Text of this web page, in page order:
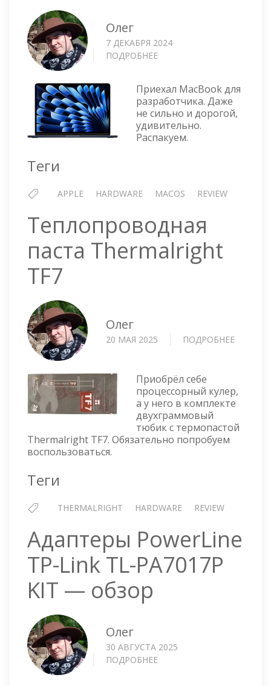
Олег
7 ДЕКАБРЯ 2024
ПОДРОБНЕЕ
AIR
13-
INCH
A3113
Приехал MacBook для
разработчика. Даже
не сильно и дорогой,
удивительно.
Распакуем.
Теги
APPLE HARDWARE MACOS REVIEW
Теплопроводная
паста Thermalright
TF7
Олег
20 МАЯ 2025 ПОДРОБНЕЕ
TF7
Приобрёл себе
процессорный кулер,
а у него в комплекте
двухграммовый
тюбик с термопастой
Thermalright TF7. Обязательно попробуем
воспользоваться.
Теги
THERMALRIGHT HARDWARE REVIEW
Адаптеры PowerLine
TP-Link TL-PA7017P
KIT — обзор
Олег
30 АВГУСТА 2025
ПОДРОБНЕЕ